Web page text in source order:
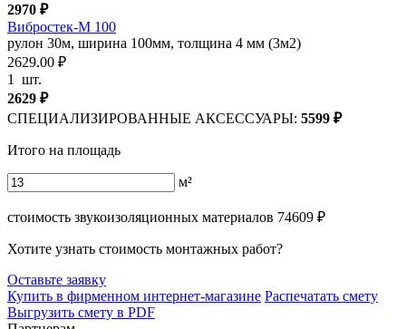
2970 ₽
Вибростек-М 100
рулон 30м, ширина 100мм, толщина 4 мм (3м2)
2629.00 ₽
1
шт.
2629 ₽
СПЕЦИАЛИЗИРОВАННЫЕ АКСЕССУАРЫ: 5599 ₽
Итого на площадь
м²
стоимость звукоизоляционных материалов 74609 ₽
Хотите узнать стоимость монтажных работ?
Оставьте заявку
Купить в фирменном интернет-магазине Распечатать смету
Выгрузить смету в PDF